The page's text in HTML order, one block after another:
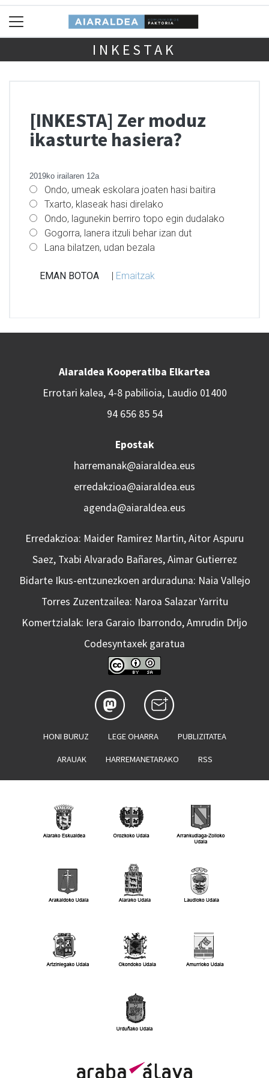
INKESTAK
[INKESTA] Zer moduz
ikasturte hasiera?
2019ko irailaren 12a
Ondo, umeak eskolara joaten hasi baitira
Txarto, klaseak hasi direlako
Ondo, lagunekin berriro topo egin dudalako
Gogorra, lanera itzuli behar izan dut
Lana bilatzen, udan bezala
| Emaitzak
Aiaraldea Kooperatiba Elkartea
Errotari kalea, 4-8 pabilioia, Laudio 01400
94 656 85 54
Epostak
harremanak@aiaraldea.eus
erredakzioa@aiaraldea.eus
agenda@aiaraldea.eus
Erredakzioa: Maider Ramirez Martin, Aitor Aspuru
Saez, Txabi Alvarado Bañares, Aimar Gutierrez
Bidarte Ikus-entzunezkoen arduraduna: Naia Vallejo
Torres Zuzentzailea: Naroa Salazar Yarritu
Komertzialak: Iera Garaio Ibarrondo, Amrudin Drljo
Codesyntaxek garatua
HONI BURUZ LEGE OHARRA PUBLIZITATEA
ARAUAK HARREMANETARAKO RSS